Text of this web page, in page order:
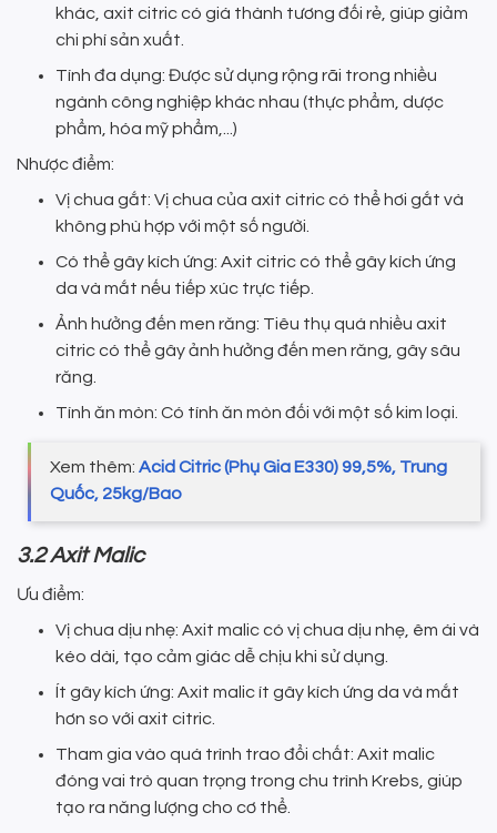
khác, axit citric có giá thành tương đối rẻ, giúp giảm
chi phí sản xuất.
Tính đa dụng: Được sử dụng rộng rãi trong nhiều
ngành công nghiệp khác nhau (thực phẩm, dược
phẩm, hóa mỹ phẩm,...)
Nhược điểm:
Vị chua gắt: Vị chua của axit citric có thể hơi gắt và
không phù hợp với một số người.
Có thể gây kích ứng: Axit citric có thể gây kích ứng
da và mắt nếu tiếp xúc trực tiếp.
Ảnh hưởng đến men răng: Tiêu thụ quá nhiều axit
citric có thể gây ảnh hưởng đến men răng, gây sâu
răng.
Tính ăn mòn: Có tính ăn mòn đối với một số kim loại.
Xem thêm: Acid Citric (Phụ Gia E330) 99,5%, Trung
Quốc, 25kg/Bao
3.2 Axit Malic
Ưu điểm:
Vị chua dịu nhẹ: Axit malic có vị chua dịu nhẹ, êm ái và
kéo dài, tạo cảm giác dễ chịu khi sử dụng.
Ít gây kích ứng: Axit malic ít gây kích ứng da và mắt
hơn so với axit citric.
Tham gia vào quá trình trao đổi chất: Axit malic
đóng vai trò quan trọng trong chu trình Krebs, giúp
tạo ra năng lượng cho cơ thể.